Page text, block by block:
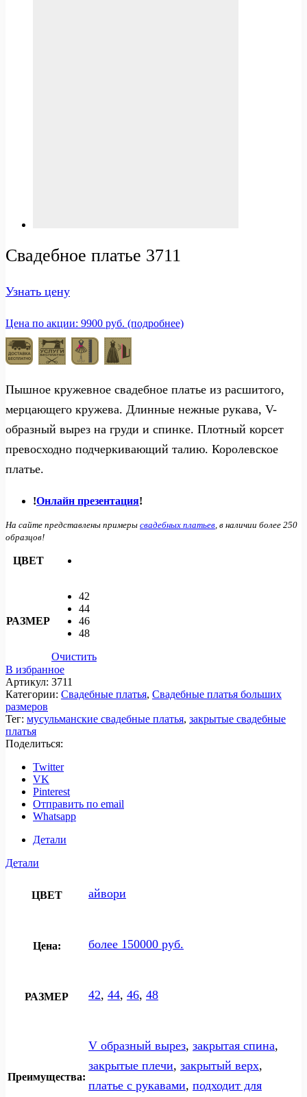
Свадебное платье 3711
Узнать цену
Цена по акции: 9900 руб. (подробнее)
Пышное кружевное свадебное платье из расшитого,
мерцающего кружева. Длинные нежные рукава, V-
образный вырез на груди и спинке. Плотный корсет
превосходно подчеркивающий талию. Королевское
платье.
!Онлайн презентация!
На сайте представлены примеры свадебных платьев , в наличии более 250
образцов!
ЦВЕТ
РАЗМЕР
42
44
46
48
Очистить
В избранное
Артикул: 3711
Категории: Свадебные платья, Свадебные платья больших
размеров
Тег: мусульманские свадебные платья, закрытые свадебные
платья
Поделиться:
Twitter
VK
Pinterest
Отправить по email
Whatsapp
Детали
Детали
ЦВЕТ айвори
Цена: более 150000 руб.
РАЗМЕР 42, 44, 46, 48
Преимущества:
V образный вырез, закрытая спина,
закрытые плечи, закрытый верх,
платье с рукавами, подходит для